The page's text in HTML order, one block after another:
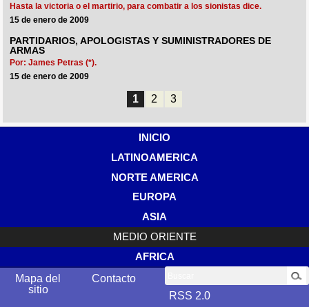
Hasta la victoria o el martirio, para combatir a los sionistas dice.
15 de enero de 2009
PARTIDARIOS, APOLOGISTAS Y SUMINISTRADORES DE
ARMAS
Por: James Petras (*).
15 de enero de 2009
1 2 3
INICIO
LATINOAMERICA
NORTE AMERICA
EUROPA
ASIA
MEDIO ORIENTE
AFRICA
Mapa del
sitio
Contacto
RSS 2.0